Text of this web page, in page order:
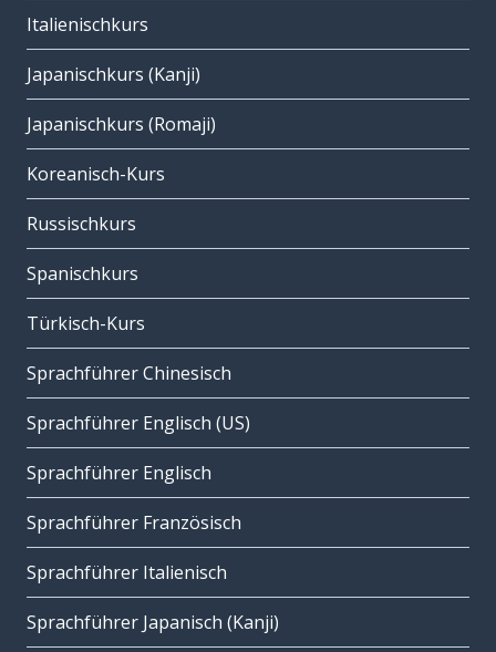
Italienischkurs
Japanischkurs (Kanji)
Japanischkurs (Romaji)
Koreanisch-Kurs
Russischkurs
Spanischkurs
Türkisch-Kurs
Sprachführer Chinesisch
Sprachführer Englisch (US)
Sprachführer Englisch
Sprachführer Französisch
Sprachführer Italienisch
Sprachführer Japanisch (Kanji)